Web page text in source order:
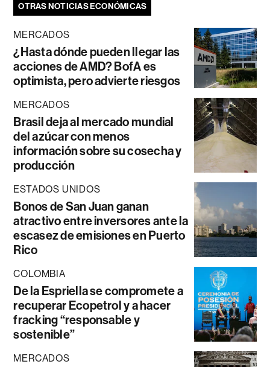
OTRAS NOTICIAS ECONÓMICAS
MERCADOS
¿Hasta dónde pueden llegar las
acciones de AMD? BofA es
optimista, pero advierte riesgos
MERCADOS
Brasil deja al mercado mundial
del azúcar con menos
información sobre su cosecha y
producción
ESTADOS UNIDOS
Bonos de San Juan ganan
atractivo entre inversores ante la
escasez de emisiones en Puerto
Rico
COLOMBIA
De la Espriella se compromete a
recuperar Ecopetrol y a hacer
fracking “responsable y
sostenible”
MERCADOS